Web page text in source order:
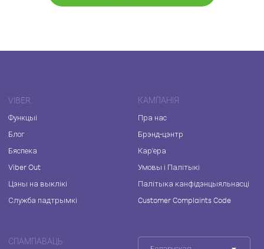
VIBER
Функцыі
Блог
Бяспека
Viber Out
Цэны на выклікі
Служба падтрымкі
КАМПАНІЯ
Пра нас
Брэнд-цэнтр
Кар'ера
Умовы і Палітыкі
Палітыка канфідэнцыяльнасці
Customer Complaints Code
СПАМПАВАЦЬ